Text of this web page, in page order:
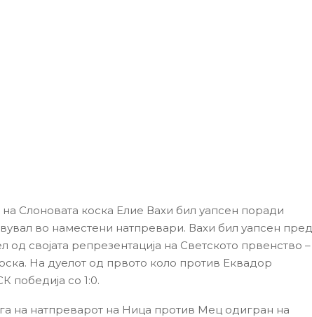
Слоновата коска Елие Вахи бил уапсен поради
во наместени натпревари. Вахи бил уапсен пред
од својата репрезентација на Светското првенство –
На дуелот од првото коло против Еквадор
победија со 1:0.
на натпреварот на Ница против Мец одигран на